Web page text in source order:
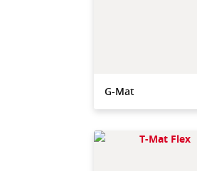
G-Mat